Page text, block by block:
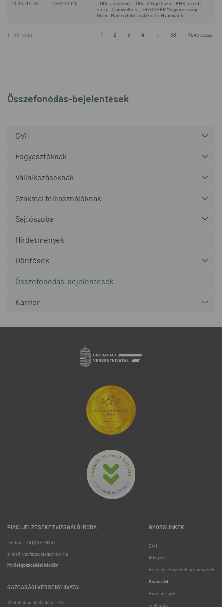
Összefonódás-bejelentések
GVH
Fogyasztóknak
Vállalkozásoknak
Szakmai felhasználóknak
Sajtószoba
Hirdetmények
Döntések
Összefonódás-bejelentések
Karrier
2026. 04. 27 ÖB-22/2026
JUDr. Ján Sabol, JUDr. Világi Oszkár, PMK Invest,
s.r.o., Cromwell a.s., DRESCHER Magyarországi
Direct Mailing Informatikai és Nyomdai Kft.
1 - 38. oldal 1 2 3 4 38 Következő
PIACI JELZÉSEKET VIZSGÁLÓ IRODA
telefon: +36 (1) 472-8851
e-mail: ugyfelszolgalat@gvh.hu
Minőségbiztosítási kérdőív
GAZDASÁGI VERSENYHIVATAL
1026 Budapest, Riadó u. 5-11.
GYORSLINKEK
GVH
Árfigyelő
Visszaélés-bejelentési rendszerek
Kapcsolat
Hirdetmények
Sajtószoba